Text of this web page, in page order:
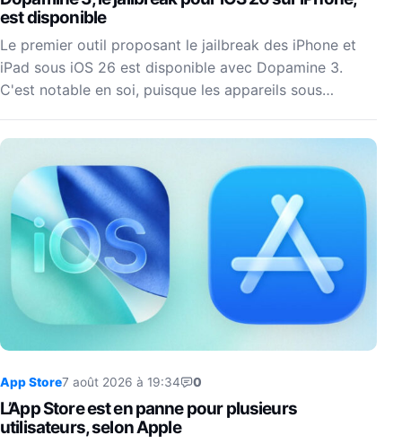
est disponible
Le premier outil proposant le jailbreak des iPhone et
iPad sous iOS 26 est disponible avec Dopamine 3.
C'est notable en soi, puisque les appareils sous…
App Store7 août 2026 à 19:34 0
L’App Store est en panne pour plusieurs
utilisateurs, selon Apple